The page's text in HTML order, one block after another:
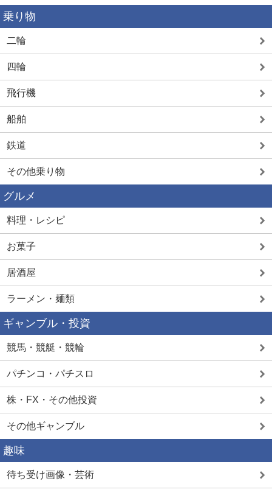
乗り物
二輪
四輪
飛行機
船舶
鉄道
その他乗り物
グルメ
料理・レシピ
お菓子
居酒屋
ラーメン・麺類
ギャンブル・投資
競馬・競艇・競輪
パチンコ・パチスロ
株・FX・その他投資
その他ギャンブル
趣味
待ち受け画像・芸術